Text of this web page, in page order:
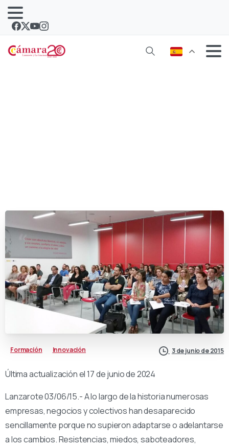
Formación Innovación 3 de junio de 2015
Última actualización el 17 de junio de 2024
Lanzarote 03/06/15.- A lo largo de la historia numerosas
empresas, negocios y colectivos han desaparecido
sencillamente porque no supieron adaptarse o adelantarse
a los cambios. Resistencias, miedos, saboteadores,